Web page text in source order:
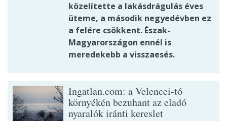
közelítette a lakásdrágulás éves
üteme, a második negyedévben ez
a felére csökkent. Észak-
Magyarországon ennél is
meredekebb a visszaesés.
Ingatlan.com: a Velencei-tó
környékén bezuhant az eladó
nyaralók iránti kereslet